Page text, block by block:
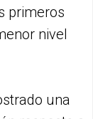
primeros
nivel
una